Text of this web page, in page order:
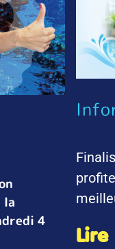
la
4
Lire